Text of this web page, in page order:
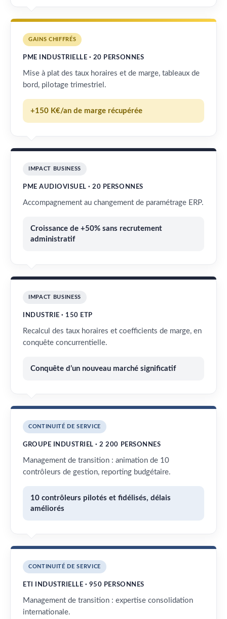
GAINS CHIFFRÉS
PME INDUSTRIELLE · 20 PERSONNES
Mise à plat des taux horaires et de marge, tableaux de
bord, pilotage trimestriel.
+150 K€/an de marge récupérée
IMPACT BUSINESS
PME AUDIOVISUEL · 20 PERSONNES
Accompagnement au changement de paramétrage ERP.
Croissance de +50% sans recrutement
administratif
IMPACT BUSINESS
INDUSTRIE · 150 ETP
Recalcul des taux horaires et coefficients de marge, en
conquête concurrentielle.
Conquête d’un nouveau marché significatif
CONTINUITÉ DE SERVICE
GROUPE INDUSTRIEL · 2 200 PERSONNES
Management de transition : animation de 10
contrôleurs de gestion, reporting budgétaire.
10 contrôleurs pilotés et fidélisés, délais
améliorés
CONTINUITÉ DE SERVICE
ETI INDUSTRIELLE · 950 PERSONNES
Management de transition : expertise consolidation
internationale.